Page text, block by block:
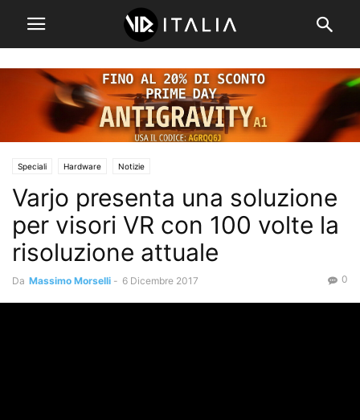
Speciali Hardware Notizie
Varjo presenta una soluzione
per visori VR con 100 volte la
risoluzione attuale
Da Massimo Morselli - 6 Dicembre 2017 0